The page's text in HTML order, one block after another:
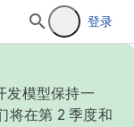
登录
发模型保持一
将在第 2 季度和